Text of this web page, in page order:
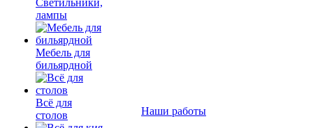
Светильники,
лампы
Мебель для
бильярдной
Всё для
столов
Наши работы